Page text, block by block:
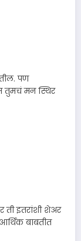
पण
तुमचं मन स्थिर
ती इतरांशी शेअर
बाबतीत